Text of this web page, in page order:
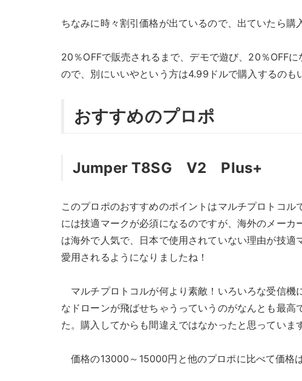
ちなみに時々割引価格が出ているので、出ていたら購
20％OFFで販売されるまで、デモで遊び、20％OFF
ので、別にいいやという方は4.99ドルで購入するのも
おすすめのプロポ
Jumper T8SG V2 Plus+
このプロポのおすすめのポイントはマルチプロトコ
には技適マークが必須になるのですが、海外のメー
は海外で人気で、日本で使用されていない理由が技
愛用されるようになりましたね！
マルチプロトコルが何より素敵！いろいろな受信機
なドローンが飛ばせちゃうっていうのがなんとも最
た。購入してからも間違えではなかったと思っています
価格の13000～15000円と他のプロポに比べて価格